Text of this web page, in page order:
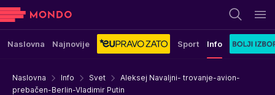
Naslovna Najnovije Sport Info
Naslovna Info Svet
Aleksej Navaljni- trovanje-avion-
prebačen-Berlin-Vladimir Putin